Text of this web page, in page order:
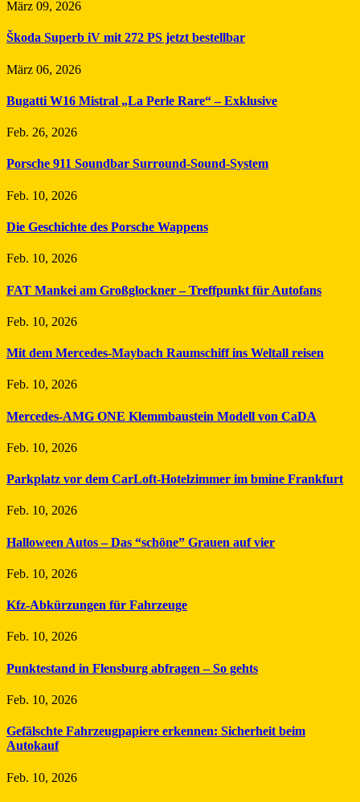
März 09, 2026
Škoda Superb iV mit 272 PS jetzt bestellbar
März 06, 2026
Bugatti W16 Mistral „La Perle Rare“ – Exklusive
Feb. 26, 2026
Porsche 911 Soundbar Surround-Sound-System
Feb. 10, 2026
Die Geschichte des Porsche Wappens
Feb. 10, 2026
FAT Mankei am Großglockner – Treffpunkt für Autofans
Feb. 10, 2026
Mit dem Mercedes-Maybach Raumschiff ins Weltall reisen
Feb. 10, 2026
Mercedes-AMG ONE Klemmbaustein Modell von CaDA
Feb. 10, 2026
Parkplatz vor dem CarLoft-Hotelzimmer im bmine Frankfurt
Feb. 10, 2026
Halloween Autos – Das “schöne” Grauen auf vier
Feb. 10, 2026
Kfz-Abkürzungen für Fahrzeuge
Feb. 10, 2026
Punktestand in Flensburg abfragen – So gehts
Feb. 10, 2026
Gefälschte Fahrzeugpapiere erkennen: Sicherheit beim
Autokauf
Feb. 10, 2026